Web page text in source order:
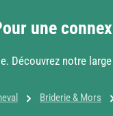
une
Découvrez notre
Briderie & Mors